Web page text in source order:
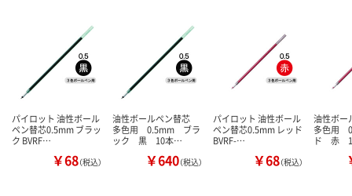
パイロット 油性ボール
ペン替芯0.5mm ブラッ
ク BVRF…
￥68（税込）
油性ボールペン替芯
多色用 0.5mm ブラ
ック 黒 10本…
￥640（税込）
パイロット 油性ボール
ペン替芯0.5mm レッド
BVRF-…
￥68（税込）
油性ボ
多色用
ド 赤